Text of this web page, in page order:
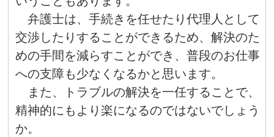
弁護士は、手続きを任せたり代理人として
交渉したりすることができるため、解決のた
めの手間を減らすことができ、普段のお仕事
への支障も少なくなるかと思います。
また、トラブルの解決を一任することで、
精神的にもより楽になるのではないでしょう
か。